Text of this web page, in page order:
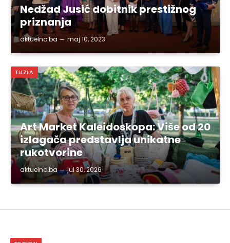
Nedžad Jusić dobitnik prestižnog
priznanja
aktuelno.ba maj 10, 2023
TUZLA
Art Market Kaleidoskopa: Više od 20
izlagača predstavlja unikatne
rukotvorine
aktuelno.ba jul 30, 2026